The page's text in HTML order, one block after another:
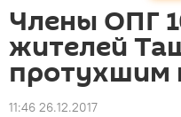
Члены ОПГ
жителей
протухшим
11:46 26.12.2017